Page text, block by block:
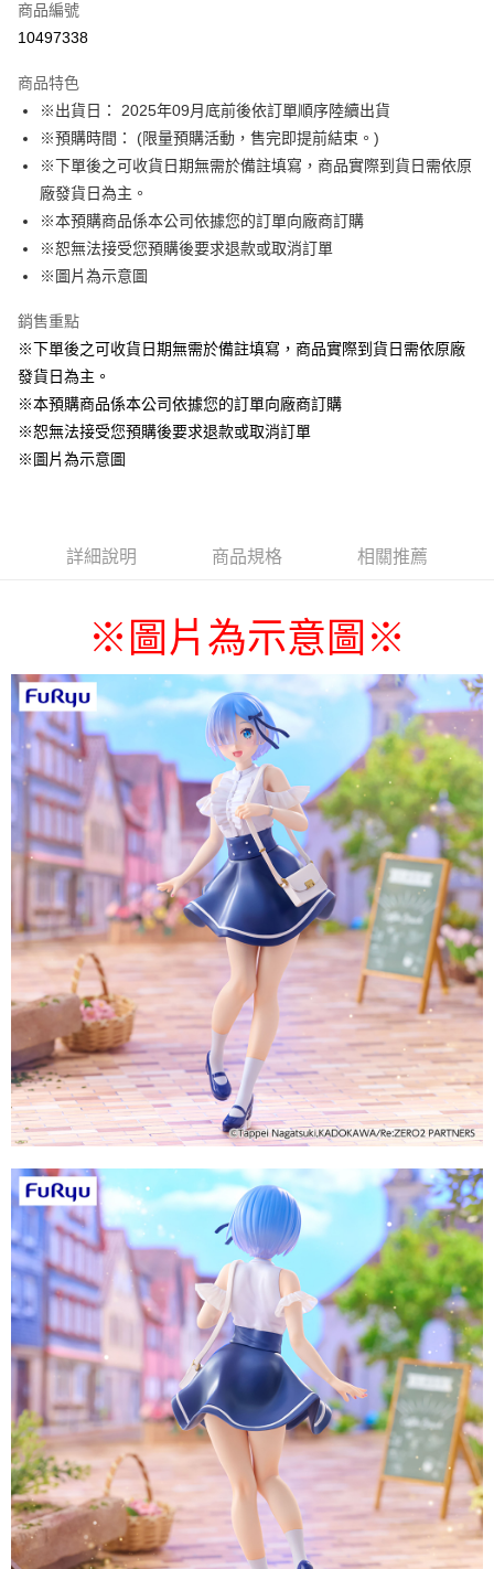
超商取貨付款
Apple Pay
悠遊付
Google Pay
ATM付款
貨到付款
運送方式
全家取貨付款
每筆NT$65，滿NT$1,300(含以上)免運費
付款後全家取貨
每筆NT$65，滿NT$1,300(含以上)免運費
7-11取貨付款
付款後7-11取貨
每筆NT$65，滿NT$1,300(含以上)免運費
宅配-木棉花樂園專用
每筆NT$100，滿NT$1,300(含以上)免運費
宅配-離島(澎湖/金門/馬祖)-木棉花樂園專用
每筆NT$220
黑貓宅配-貨到付款
每筆NT$150
商品編號
10497338
商品特色
※出貨日： 2025年09月底前後依訂單順序陸續出貨
※預購時間： (限量預購活動，售完即提前結束。)
※下單後之可收貨日期無需於備註填寫，商品實際到貨日需依原
廠發貨日為主。
※本預購商品係本公司依據您的訂單向廠商訂購
※恕無法接受您預購後要求退款或取消訂單
※圖片為示意圖
銷售重點
※下單後之可收貨日期無需於備註填寫，商品實際到貨日需依原廠
發貨日為主。
※本預購商品係本公司依據您的訂單向廠商訂購
※恕無法接受您預購後要求退款或取消訂單
※圖片為示意圖
詳細說明 商品規格 相關推薦
※ 圖片為示意圖 ※